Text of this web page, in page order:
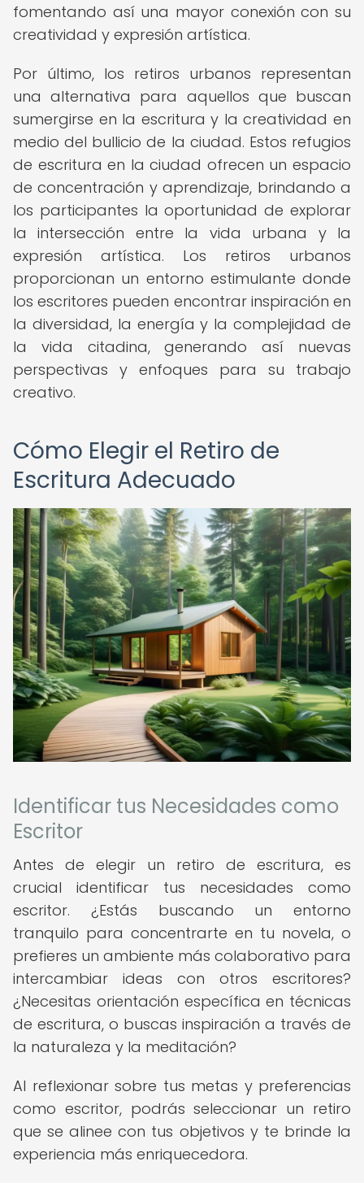
fomentando así una mayor conexión con su
creatividad y expresión artística.
Por último, los retiros urbanos representan
una alternativa para aquellos que buscan
sumergirse en la escritura y la creatividad en
medio del bullicio de la ciudad. Estos refugios
de escritura en la ciudad ofrecen un espacio
de concentración y aprendizaje, brindando a
los participantes la oportunidad de explorar
la intersección entre la vida urbana y la
expresión artística. Los retiros urbanos
proporcionan un entorno estimulante donde
los escritores pueden encontrar inspiración en
la diversidad, la energía y la complejidad de
la vida citadina, generando así nuevas
perspectivas y enfoques para su trabajo
creativo.
Cómo Elegir el Retiro de
Escritura Adecuado
Identificar tus Necesidades como
Escritor
Antes de elegir un retiro de escritura, es
crucial identificar tus necesidades como
escritor. ¿Estás buscando un entorno
tranquilo para concentrarte en tu novela, o
prefieres un ambiente más colaborativo para
intercambiar ideas con otros escritores?
¿Necesitas orientación específica en técnicas
de escritura, o buscas inspiración a través de
la naturaleza y la meditación?
Al reflexionar sobre tus metas y preferencias
como escritor, podrás seleccionar un retiro
que se alinee con tus objetivos y te brinde la
experiencia más enriquecedora.